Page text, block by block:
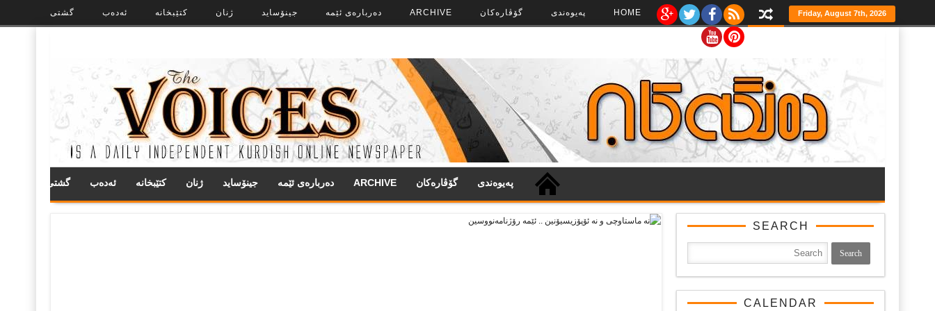
گشتی ئەدەب کتێبخانە ژنان جینۆساید ده‌رباره‌ی ئێمه ARCHIVE گۆڤاره‌کان په‌‌یوه‌ندی HOME Friday, August 7th, 2026
گشتی ئەدەب کتێبخانە ژنان جینۆساید ده‌رباره‌ی ئێمه ARCHIVE گۆڤاره‌کان په‌‌یوه‌ندی
SEARCH
CALENDAR